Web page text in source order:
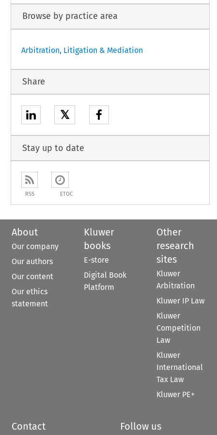
Browse by practice area
Arbitration, Litigation & Mediation
Share
𝕏
Stay up to date
RSS ETOC
About
Our company
Our authors
Our content
Our ethics
statement
Kluwer
books
E-store
Digital Book
Platform
Other
research
sites
Kluwer
Arbitration
Kluwer IP Law
Kluwer
Competition
Law
Kluwer
International
Tax Law
Kluwer PE+
Contact Follow us